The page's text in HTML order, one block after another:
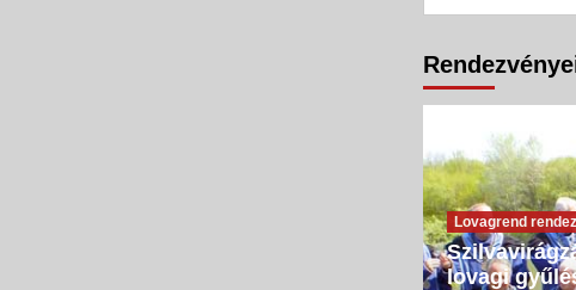
Lovagrend
lovagi